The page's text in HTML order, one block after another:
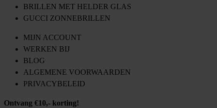
BRILLEN MET HELDER GLAS
GUCCI ZONNEBRILLEN
MIJN ACCOUNT
WERKEN BIJ
BLOG
ALGEMENE VOORWAARDEN
PRIVACYBELEID
Ontvang €10,- korting!